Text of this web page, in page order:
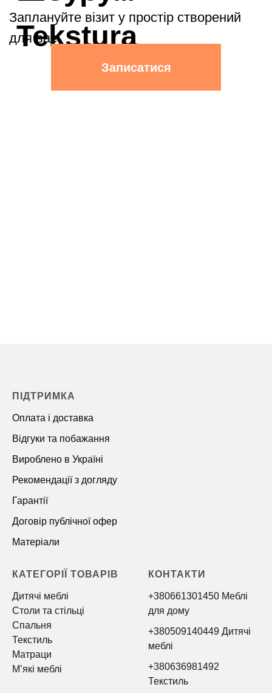
ПІДТРИМКА
Оплата і доставка
Відгуки та побажання
Вироблено в Україні
Рекомендації з догляду
Гарантії
Договір публічної офер
Матеріали
КАТЕГОРІЇ ТОВАРІВ
Дитячі меблі
Столи та стільці
Спальня
Текстиль
Матраци
Мʼякі меблі
КОНТАКТИ
+380661301450 Меблі
для дому
+380509140449 Дитячі
меблі
+380636981492
Текстиль